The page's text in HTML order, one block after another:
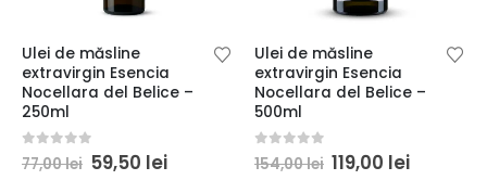
Ulei de măsline
extravirgin Esencia
Nocellara del Belice –
250ml
din 5
77,00lei Prețul
inițial
59,50 leiPrețul
Ulei de măsline
extravirgin Esencia
Nocellara del Belice –
500ml
154,00lei Prețul
inițial
119,00 leiPrețul